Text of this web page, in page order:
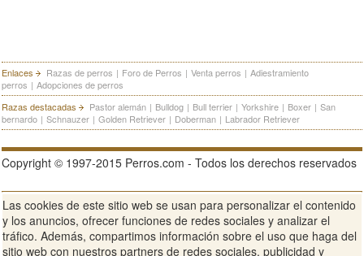
Enlaces Razas de perros | Foro de Perros | Venta perros | Adiestramiento
perros | Adopciones de perros
Razas destacadas
Pastor alemán | Bulldog | Bull terrier | Yorkshire | Boxer | San
bernardo | Schnauzer | Golden Retriever | Doberman | Labrador Retriever
Copyright © 1997-2015 Perros.com - Todos los derechos reservados
Publicidad en Perros.com | Contacte | Aviso Legal Política de
privacidad | Condiciones de uso
Ver sitio web completo
Las cookies de este sitio web se usan para personalizar el contenido
y los anuncios, ofrecer funciones de redes sociales y analizar el
tráfico. Además, compartimos información sobre el uso que haga del
sitio web con nuestros partners de redes sociales, publicidad y